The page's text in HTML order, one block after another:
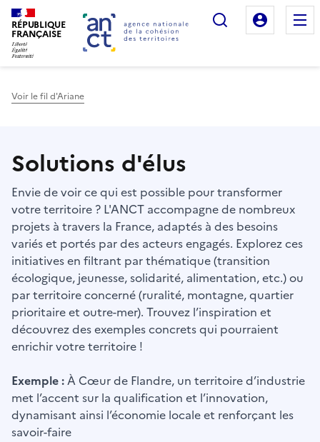
RÉPUBLIQUE
FRANÇAISE
Rechercher
Mon
Voir le fil d'Ariane
Solutions d'élus
Envie de voir ce qui est possible pour transformer
votre territoire ? L'ANCT accompagne de nombreux
projets à travers la France, adaptés à des besoins
variés et portés par des acteurs engagés. Explorez ces
initiatives en filtrant par thématique (transition
écologique, jeunesse, solidarité, alimentation, etc.) ou
par territoire concerné (ruralité, montagne, quartier
prioritaire et outre-mer). Trouvez l’inspiration et
découvrez des exemples concrets qui pourraient
enrichir votre territoire !
Exemple :À Cœur de Flandre, un territoire d’industrie
met l’accent sur la qualification et l’innovation,
dynamisant ainsi l’économie locale et renforçant les
savoir-faire